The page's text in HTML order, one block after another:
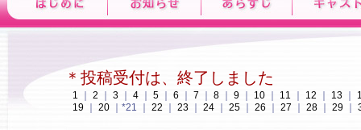
＊投稿受付は、終了しました
1 2 3 4 5 6 7 8 9 10 11 12 13
19
20 ｜*21 ｜ 22 23 24 25 26 27 28 29